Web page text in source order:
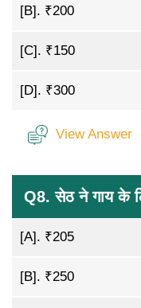
[B]. ₹200
[C]. ₹150
[D]. ₹300
View Answer
Q8. सेठ ने गाय के
[A]. ₹205
[B]. ₹250